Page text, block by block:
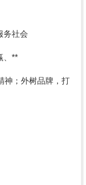
务社会
、**
神；外树品牌，打